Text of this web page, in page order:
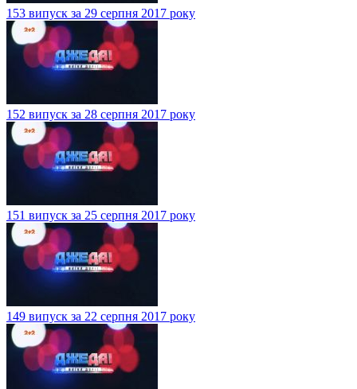
153 випуск за 29 серпня 2017 року
152 випуск за 28 серпня 2017 року
151 випуск за 25 серпня 2017 року
149 випуск за 22 серпня 2017 року